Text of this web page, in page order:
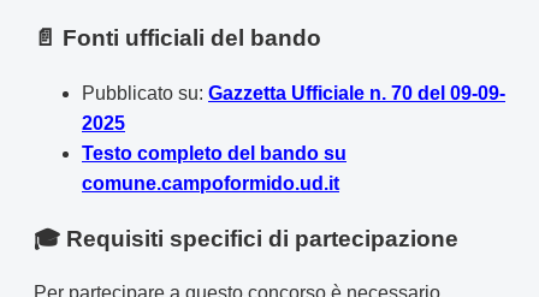
📄 Fonti ufficiali del bando
Pubblicato su: Gazzetta Ufficiale n. 70 del 09-09-
2025
Testo completo del bando su
comune.campoformido.ud.it
🎓 Requisiti specifici di partecipazione